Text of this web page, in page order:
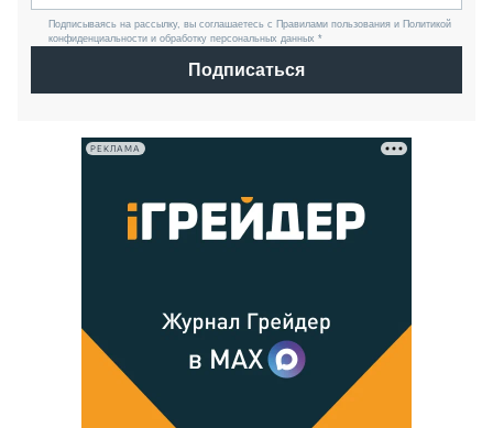
Подписываясь на рассылку, вы соглашаетесь с Правилами пользования и Политикой
конфиденциальности и обработку персональных данных *
Подписаться
РЕКЛАМА